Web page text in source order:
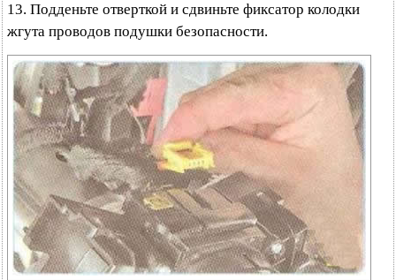
13. Подденьте отверткой и сдвиньте фиксатор колодки
жгута проводов подушки безопасности.